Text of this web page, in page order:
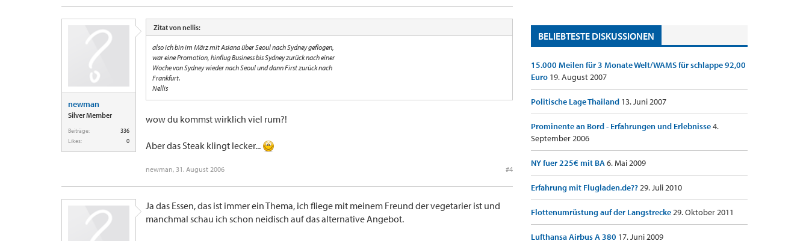
newman
Silver Member
Beiträge:
336
Likes:
0
Zitat von nellis:
also ich bin im März mit Asiana über Seoul nach Sydney geflogen,
war eine Promotion, hinflug Business bis Sydney zurück nach einer
Woche von Sydney wieder nach Seoul und dann First zurück nach
Frankfurt.
Nellis
wow du kommst wirklich viel rum?!
Aber das Steak klingt lecker...
newman, 31. August 2006 #4
Ja das Essen, das ist immer ein Thema, ich fliege mit meinem Freund der vegetarier ist und
manchmal schau ich schon neidisch auf das alternative Angebot.
BELIEBTESTE DISKUSSIONEN
15.000 Meilen für 3 Monate Welt/WAMS für schlappe 92,00
Euro 19. August 2007
Politische Lage Thailand 13. Juni 2007
Prominente an Bord - Erfahrungen und Erlebnisse4.
September 2006
NY fuer 225€ mit BA6. Mai 2009
Erfahrung mit Flugladen.de??29. Juli 2010
Flottenumrüstung auf der Langstrecke29. Oktober 2011
Lufthansa Airbus A 380 17. Juni 2009